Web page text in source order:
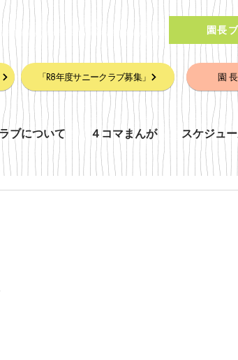
園長
「R8年度サニークラブ募集」 園
ブについて ４コマまんが スケジュ